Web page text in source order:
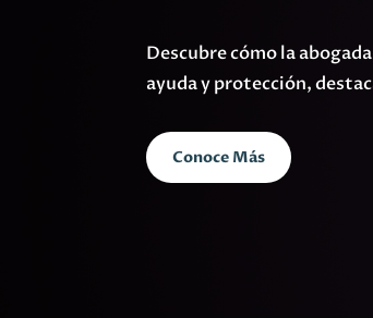
Descubre cómo la
ayuda y protección,
Conoce Más